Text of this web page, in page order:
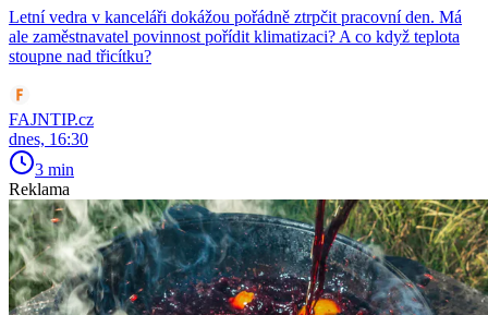
Letní vedra v kanceláři dokážou pořádně ztrpčit pracovní den. Má
ale zaměstnavatel povinnost pořídit klimatizaci? A co když teplota
stoupne nad třicítku?
FAJNTIP.cz
dnes, 16:30
3 min
Reklama